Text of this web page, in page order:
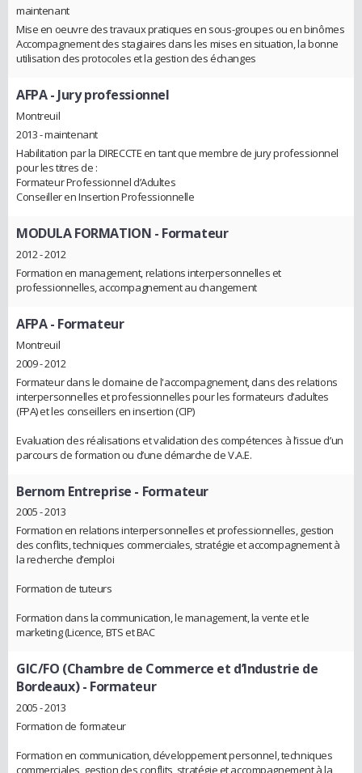
maintenant
Mise en oeuvre des travaux pratiques en sous-groupes ou en binômes
Accompagnement des stagiaires dans les mises en situation, la bonne
utilisation des protocoles et la gestion des échanges
AFPA- Jury professionnel
Montreuil
2013 - maintenant
Habilitation par la DIRECCTE en tant que membre de jury professionnel
pour les titres de :
Formateur Professionnel d’Adultes
Conseiller en Insertion Professionnelle
MODULA FORMATION - Formateur
2012 - 2012
Formation en management, relations interpersonnelles et
professionnelles, accompagnement au changement
AFPA- Formateur
Montreuil
2009 - 2012
Formateur dans le domaine de l'accompagnement, dans des relations
interpersonnelles et professionnelles pour les formateurs d’adultes
(FPA) et les conseillers en insertion (CIP)
Evaluation des réalisations et validation des compétences à l’issue d’un
parcours de formation ou d’une démarche de V.A.E.
Bernom Entreprise - Formateur
2005 - 2013
Formation en relations interpersonnelles et professionnelles, gestion
des conflits, techniques commerciales, stratégie et accompagnement à
la recherche d’emploi
Formation de tuteurs
Formation dans la communication, le management, la vente et le
marketing (Licence, BTS et BAC
GIC/FO (Chambre de Commerce et d’Industrie de
Bordeaux)- Formateur
2005 - 2013
Formation de formateur
Formation en communication, développement personnel, techniques
commerciales, gestion des conflits, stratégie et accompagnement à la